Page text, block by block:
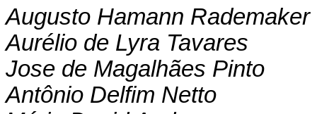
Augusto Hamann
Aurélio de Lyra Tavares
Jose de Magalhães Pinto
Antônio Delfim Netto